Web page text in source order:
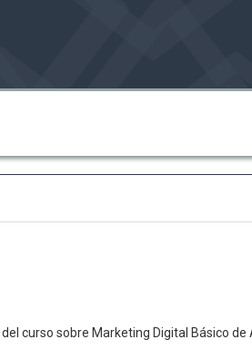
curso sobre Marketing Digital Básico de